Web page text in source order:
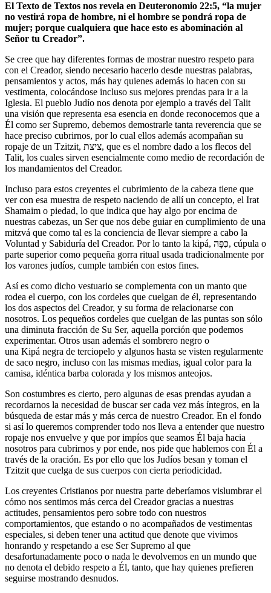
El Texto de Textos nos revela en Deuteronomio 22:5, “la mujer
no vestirá ropa de hombre, ni el hombre se pondrá ropa de
mujer; porque cualquiera que hace esto es abominación al
Señor tu Creador”.
Se cree que hay diferentes formas de mostrar nuestro respeto para
con el Creador, siendo necesario hacerlo desde nuestras palabras,
pensamientos y actos, más hay quienes además lo hacen con su
vestimenta, colocándose incluso sus mejores prendas para ir a la
Iglesia. El pueblo Judío nos denota por ejemplo a través del Talit
una visión que representa esa esencia en donde reconocemos que a
Él como ser Supremo, debemos demostrarle tanta reverencia que se
hace preciso cubrirnos, por lo cual ellos además acompañan su
ropaje de un Tzitzit, ציצת, que es el nombre dado a los flecos del
Talit, los cuales sirven esencialmente como medio de recordación de
los mandamientos del Creador.
Incluso para estos creyentes el cubrimiento de la cabeza tiene que
ver con esa muestra de respeto naciendo de allí un concepto, el Irat
Shamaim o pie­dad, lo que indica que hay algo por encima de
nuestras cabezas, un Ser que nos debe guiar en cumplimiento de una
mitzvá que como tal es la conciencia de llevar siempre a cabo la
Voluntad y Sabiduría del Creador. Por lo tanto la kipá, כִּפָּה‎, cúpula o
parte superior como pequeña gorra ritual usada tradicionalmente por
los varones judíos, cumple también con estos fines.
Así es como dicho vestuario se complementa con un manto que
rodea el cuerpo, con los cordeles que cuelgan de él, representando
los dos aspectos del Creador, y su forma de relacionarse con
nosotros. Los pequeños cordeles que cuelgan de las puntas son sólo
una diminuta fracción de Su Ser, aquella porción que podemos
experimentar. Otros usan además el sombrero negro o
una Kipá negra de terciopelo y algunos hasta se visten regularmente
de saco negro, incluso con las mismas medias, igual color para la
camisa, idéntica barba colorada y los mismos anteojos.
Son costumbres es cierto, pero algunas de esas prendas ayudan a
recordarnos la necesidad de buscar ser cada vez más íntegros, en la
búsqueda de estar más y más cerca de nuestro Creador. En el fondo
si así lo queremos comprender todo nos lleva a entender que nuestro
ropaje nos envuelve y que por impíos que seamos Él baja hacia
nosotros para cubrirnos y por ende, nos pide que hablemos con Él a
través de la oración. Es por ello que los Judíos besan y toman el
Tzitzit que cuelga de sus cuerpos con cierta periodicidad.
Los creyentes Cristianos por nuestra parte deberíamos vislumbrar el
cómo nos sentimos más cerca del Creador gracias a nuestras
actitudes, pensamientos pero sobre todo con nuestros
comportamientos, que estando o no acompañados de vestimentas
especiales, si deben tener una actitud que denote que vivimos
honrando y respetando a ese Ser Supremo al que
desafortunadamente poco o nada le devolvemos en un mundo que
no denota el debido respeto a Él, tanto, que hay quienes prefieren
seguirse mostrando desnudos.